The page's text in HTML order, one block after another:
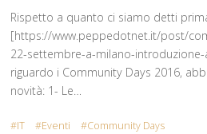
Rispetto a quanto ci siamo detti
[https://www.peppedotnet.it/post/
22-settembre-a-milano-
riguardo i Community Days 2016,
novità: 1- Le…
IT Eventi Community Days